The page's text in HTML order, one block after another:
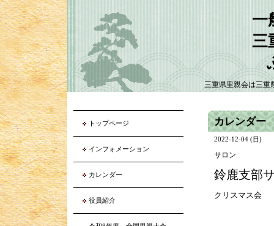
一
三
三重県里親会は三重
カレンダー
2022-12-04 (日)
サロン
鈴鹿支部
クリスマス会
トップページ
インフォメーション
カレンダー
役員紹介